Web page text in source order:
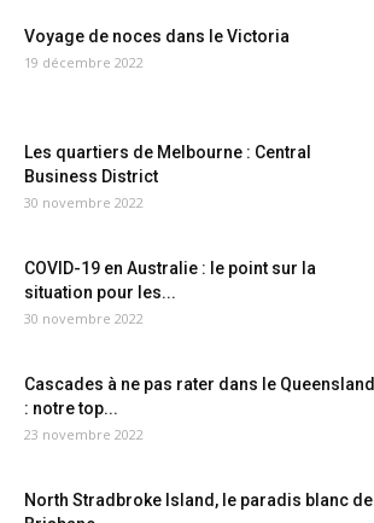
Voyage de noces dans le Victoria
19 décembre 2022
Les quartiers de Melbourne : Central
Business District
30 novembre 2022
COVID-19 en Australie : le point sur la
situation pour les...
30 novembre 2022
Cascades à ne pas rater dans le Queensland
: notre top...
23 novembre 2022
North Stradbroke Island, le paradis blanc de